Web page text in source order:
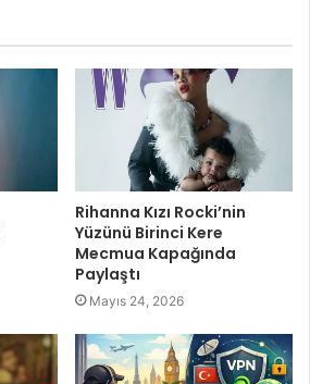
Rihanna Kızı Rocki’nin
Yüzünü Birinci Kere
Mecmua Kapağında
Paylaştı
Mayıs 24, 2026